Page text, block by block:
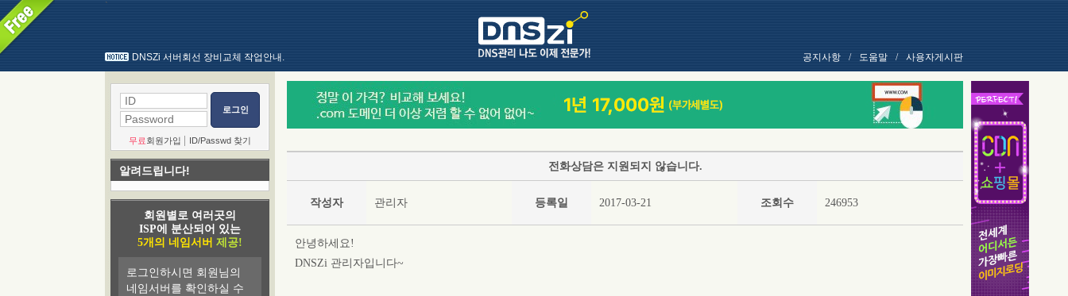
DNSZi 서버회선 장비교체 작업안내. 공지사항 / 도움말 / 사용자게시판
`
로그인
무료 회원가입 ID/Passwd 찾기
알려드립니다!
회원별로 여러곳의
ISP에 분산되어 있는
5개의 네임서버 제공!
로그인하시면 회원님의
네임서버를 확인하실 수
전화상담은 지원되지 않습니다.
작성자 관리자 등록일 2017-03-21 조회수 246953
안녕하세요!
DNSZi 관리자입니다~